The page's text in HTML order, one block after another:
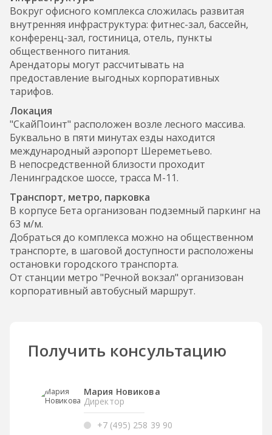
Вокруг офисного комплекса сложилась развитая
внутренняя инфраструктура: фитнес-зал, бассейн,
конференц-зал, гостиница, отель, пункты
общественного питания.
Арендаторы могут рассчитывать на
предоставление выгодных корпоративных
тарифов.
Локация
"СкайПоинт" расположен возле лесного массива.
Буквально в пяти минутах езды находится
международный аэропорт Шереметьево.
В непосредственной близости проходит
Ленинградское шоссе, трасса М-11.
Транспорт, метро, парковка
В корпусе Бета организован подземный паркинг на
63 м/м.
Добраться до комплекса можно на общественном
транспорте, в шаговой доступности расположены
остановки городского транспорта.
От станции метро "Речной вокзал" организован
корпоративный автобусный маршрут.
Получить консультацию
Мария Новикова
Директор
+7 (495) 258 39 90